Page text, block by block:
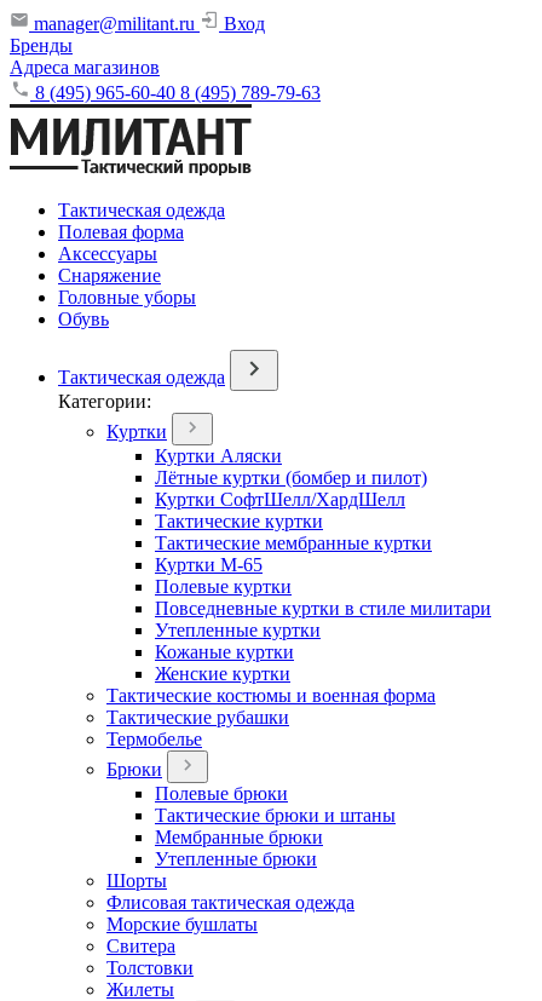
manager@militant.ru
Вход
Бренды
Адреса магазинов
8 (495) 965-60-40 8 (495) 789-79-63
Тактическая одежда
Полевая форма
Аксессуары
Снаряжение
Головные уборы
Обувь
Тактическая одежда
Категории:
Куртки
Куртки Аляски
Лётные куртки (бомбер и пилот)
Куртки СофтШелл/ХардШелл
Тактические куртки
Тактические мембранные куртки
Куртки М-65
Полевые куртки
Повседневные куртки в стиле милитари
Утепленные куртки
Кожаные куртки
Женские куртки
Тактические костюмы и военная форма
Тактические рубашки
Термобелье
Брюки
Полевые брюки
Тактические брюки и штаны
Мембранные брюки
Утепленные брюки
Шорты
Флисовая тактическая одежда
Морские бушлаты
Свитера
Толстовки
Жилеты